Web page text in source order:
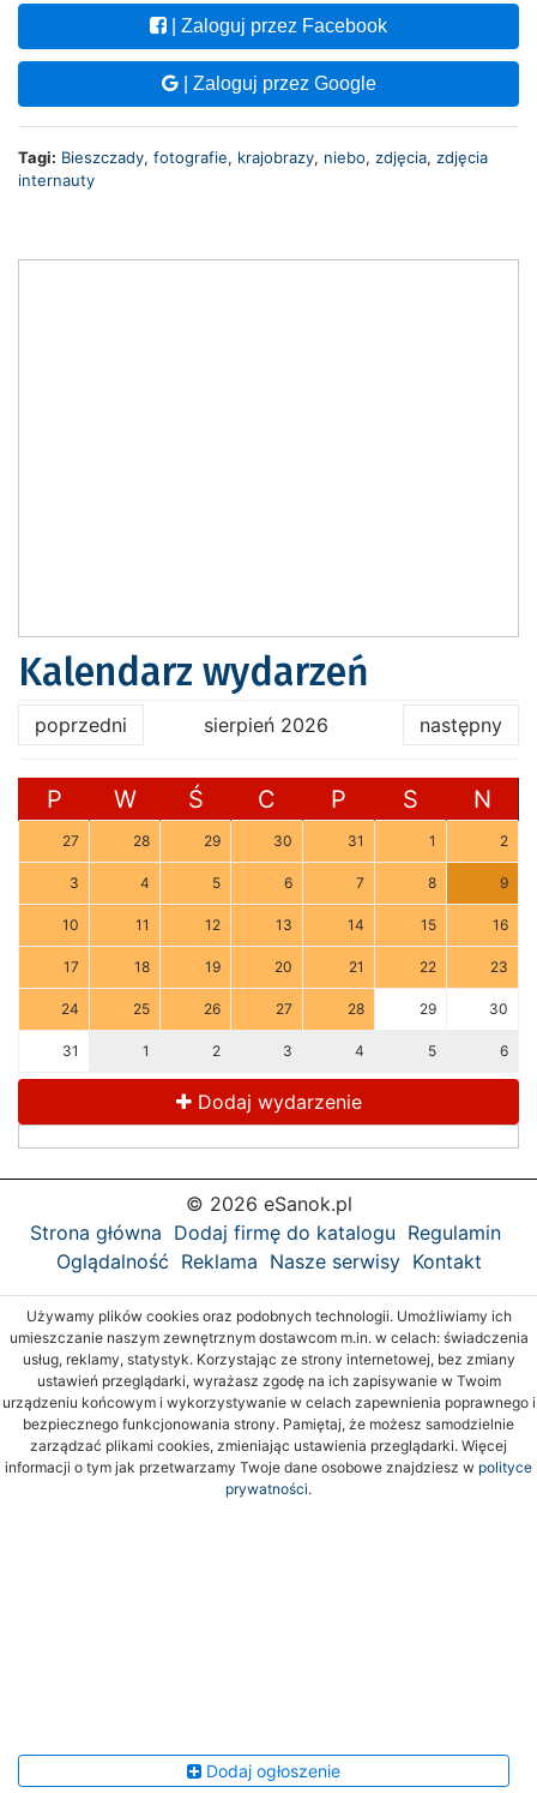
| Zaloguj przez Facebook
| Zaloguj przez Google
Tagi: Bieszczady, fotografie, krajobrazy, niebo, zdjęcia, zdjęcia
internauty
Kalendarz wydarzeń
poprzedni sierpień 2026 następny
P W Ś C P S N
27 28 29 30 31 1 2
3 4 5 6 7 8 9
10 11 12 13 14 15 16
17 18 19 20 21 22 23
24 25 26 27 28 29 30
31 1 2 3 4 5 6
Dodaj wydarzenie
© 2026 eSanok.pl
Strona główna Dodaj firmę do katalogu Regulamin
Oglądalność Reklama Nasze serwisy Kontakt
Używamy plików cookies oraz podobnych technologii. Umożliwiamy ich
umieszczanie naszym zewnętrznym dostawcom m.in. w celach: świadczenia
usług, reklamy, statystyk. Korzystając ze strony internetowej, bez zmiany
ustawień przeglądarki, wyrażasz zgodę na ich zapisywanie w Twoim
urządzeniu końcowym i wykorzystywanie w celach zapewnienia poprawnego i
bezpiecznego funkcjonowania strony. Pamiętaj, że możesz samodzielnie
zarządzać plikami cookies, zmieniając ustawienia przeglądarki. Więcej
informacji o tym jak przetwarzamy Twoje dane osobowe znajdziesz w polityce
prywatności.
Dodaj ogłoszenie